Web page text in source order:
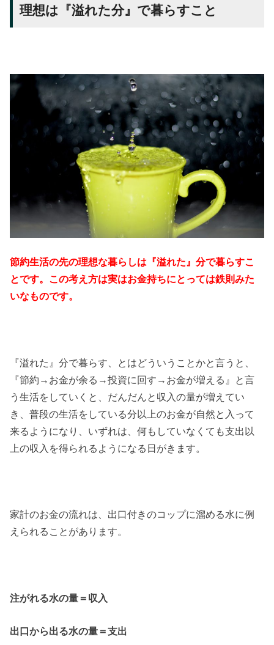
理想は『溢れた分』で暮らすこと
節約生活の先の理想な暮らしは『溢れた』分で暮らすこ
とです。この考え方は実はお金持ちにとっては鉄則みた
いなものです。
『溢れた』分で暮らす、とはどういうことかと言うと、
『節約→お金が余る→投資に回す→お金が増える』と言
う生活をしていくと、だんだんと収入の量が増えてい
き、普段の生活をしている分以上のお金が自然と入って
来るようになり、いずれは、何もしていなくても支出以
上の収入を得られるようになる日がきます。
家計のお金の流れは、出口付きのコップに溜める水に例
えられることがあります。
注がれる水の量＝収入
出口から出る水の量＝支出